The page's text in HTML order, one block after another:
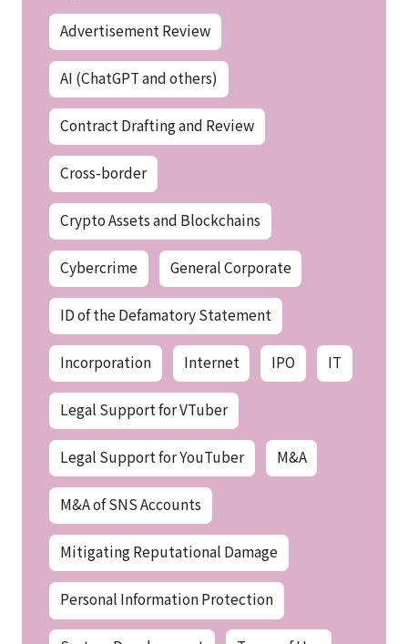
Advertisement Review
AI (ChatGPT and others)
Contract Drafting and Review
Cross-border
Crypto Assets and Blockchains
Cybercrime General Corporate
ID of the Defamatory Statement
Incorporation Internet IPO IT
Legal Support for VTuber
Legal Support for YouTuber M&A
M&A of SNS Accounts
Mitigating Reputational Damage
Personal Information Protection